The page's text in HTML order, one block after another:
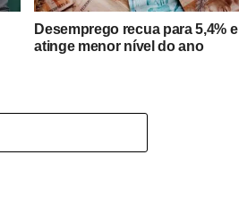
Desemprego recua para 5,4% e
atinge menor nível do ano